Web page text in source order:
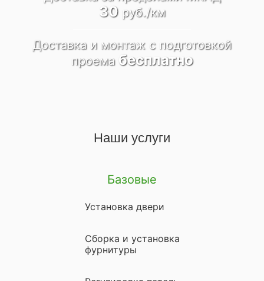
30руб./км
Доставка и монтаж c подготовкой
проема бесплатно
Наши услуги
Базовые
Установка двери
Сборка и установка
фурнитуры